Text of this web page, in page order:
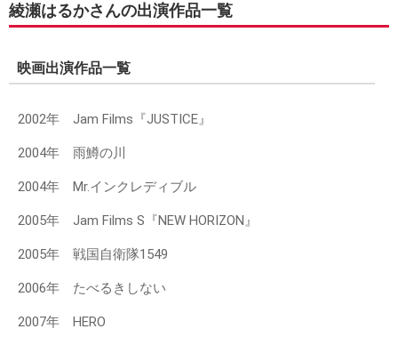
綾瀬はるかさんの出演作品一覧
映画出演作品一覧
2002年 Jam Films『JUSTICE』
2004年 雨鱒の川
2004年 Mr.インクレディブル
2005年 Jam Films S『NEW HORIZON』
2005年 戦国自衛隊1549
2006年 たべるきしない
2007年 HERO